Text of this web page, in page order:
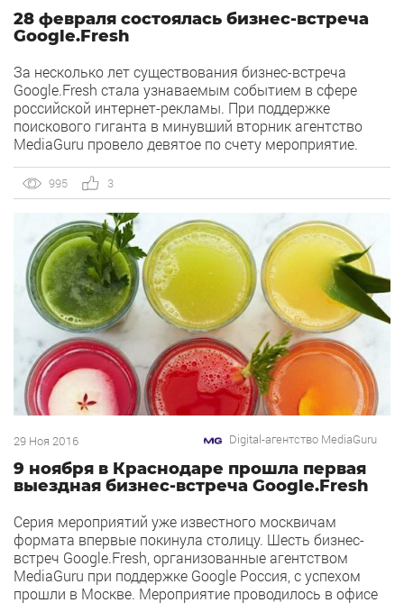
28 февраля состоялась бизнес-встреча
Google.Fresh
За несколько лет существования бизнес-встреча
Google.Fresh стала узнаваемым событием в сфере
российской интернет-рекламы. При поддержке
поискового гиганта в минувший вторник агентство
MediaGuru провело девятое по счету мероприятие.
995 3
29 Ноя 2016 Digital-агентство MediaGuru
9 ноября в Краснодаре прошла первая
выездная бизнес-встреча Google.Fresh
Серия мероприятий уже известного москвичам
формата впервые покинула столицу. Шесть бизнес-
встреч Google.Fresh, организованные агентством
MediaGuru при поддержке Google Россия, с успехом
прошли в Москве. Мероприятие проводилось в офисе